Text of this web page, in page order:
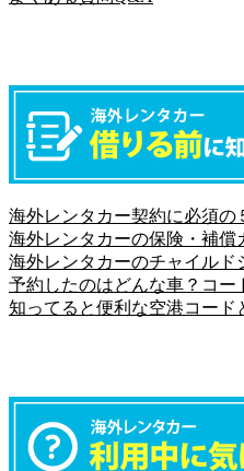
海外レンタカー契約に必須の
海外レンタカーの保険・補償
海外レンタカーのチャイルド
予約したのはどんな車？コー
知ってると便利な空港コード